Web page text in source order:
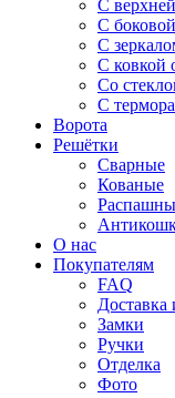
С
С
С
С ковкой
Со
С
Ворота
Решётки
Сварные
Кованые
О нас
Покупателям
FAQ
Доставка
Замки
Ручки
Отделка
Фото